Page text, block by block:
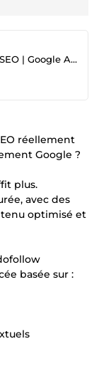
Expert en backlinks | Consultant SEO | Google Ads
réellement
Google ?
plus.
avec des
optimisé et
basée sur :